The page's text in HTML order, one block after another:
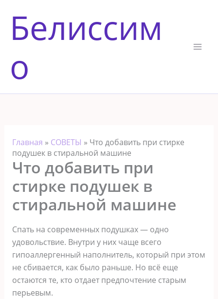
содержимому
Белиссим
о
Главная » СОВЕТЫ » Что добавить при стирке
подушек в стиральной машине
Что добавить при
стирке подушек в
стиральной машине
Спать на современных подушках — одно
удовольствие. Внутри у них чаще всего
гипоаллергенный наполнитель, который при этом
не сбивается, как было раньше. Но всё еще
остаются те, кто отдает предпочтение старым
перьевым.